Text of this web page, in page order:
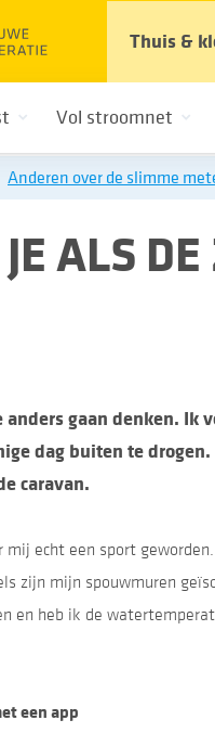
Thuis &
Vol stroomnet
Anderen over de slimme
ALS
gaan denken. Ik
dag buiten te
caravan.
echt een sport
zijn mijn spouwmuren
en heb ik de
een app